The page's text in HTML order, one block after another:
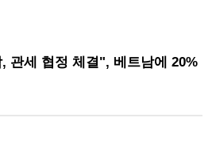
관세 협정 체결", 베트남에 20%